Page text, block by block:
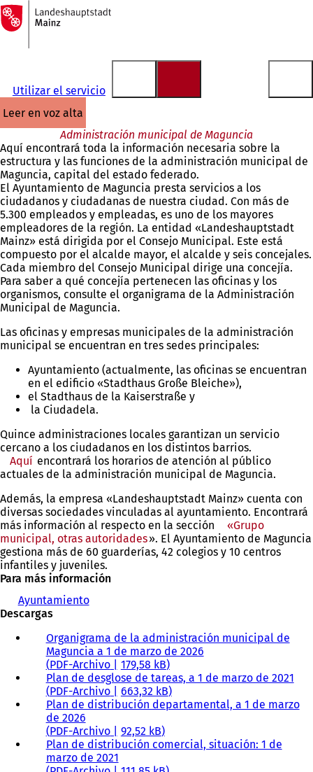
Saltar al contenido
A
la
página
Utilizar el servicio
leer en voz alta
Administración municipal de Maguncia
Aquí encontrará toda la información necesaria sobre la
estructura y las funciones de la administración municipal de
Maguncia, capital del estado federado.
El Ayuntamiento de Maguncia presta servicios a los
ciudadanos y ciudadanas de nuestra ciudad. Con más de
5.300 empleados y empleadas, es uno de los mayores
empleadores de la región. La entidad «Landeshauptstadt
Mainz» está dirigida por el Consejo Municipal. Este está
compuesto por el alcalde mayor, el alcalde y seis concejales.
Cada miembro del Consejo Municipal dirige una concejía.
Para saber a qué concejía pertenecen las oficinas y los
organismos, consulte el organigrama de la Administración
Municipal de Maguncia.
Las oficinas y empresas municipales de la administración
municipal se encuentran en tres sedes principales:
Ayuntamiento (actualmente, las oficinas se encuentran
en el edificio «Stadthaus Große Bleiche»),
el Stadthaus de la Kaiserstraße y
la Ciudadela.
Quince administraciones locales garantizan un servicio
cercano a los ciudadanos en los distintos barrios.
Aquí encontrará los horarios de atención al público
actuales de la administración municipal de Maguncia.
Además, la empresa «Landeshauptstadt Mainz» cuenta con
diversas sociedades vinculadas al ayuntamiento. Encontrará
más información al respecto en la sección
«Grupo
municipal, otras autoridades». El Ayuntamiento de Maguncia
gestiona más de 60 guarderías, 42 colegios y 10 centros
infantiles y juveniles.
Para más información
Ayuntamiento
Descargas
Organigrama de la administración municipal de
Maguncia a 1 de marzo de 2026
PDF-Archivo
179,58 kB
Plan de desglose de tareas, a 1 de marzo de 2021
PDF-Archivo
663,32 kB
Plan de distribución departamental, a 1 de marzo
de 2026
PDF-Archivo
92,52 kB
Plan de distribución comercial, situación: 1 de
marzo de 2021